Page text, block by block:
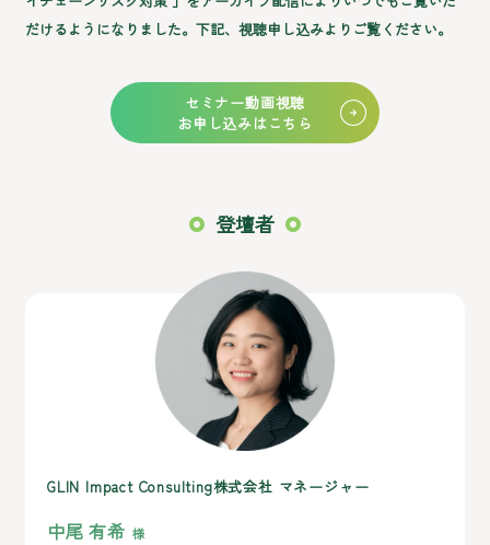
だけるようになりました。下記、視聴申し込みよりご覧ください。
セミナー動画視聴
お申し込みはこちら
登壇者
GLIN Impact Consulting株式会社 マネージャー
中尾 有希